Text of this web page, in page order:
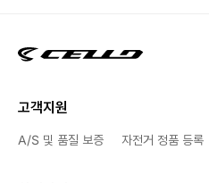
고객지원
A/S 및 품질 보증 자전거 정품 등록